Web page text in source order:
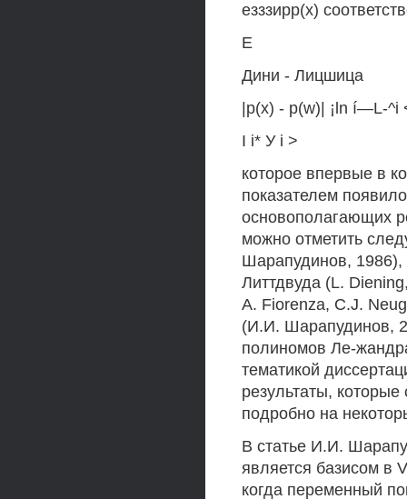
езззирр(х)
Е
Дини - Лицшица
|р(х) - p(w)| ¡ln í—L-^i
I i* У i >
которое впервые в
показателем
основополагающих
можно отметить
Шарапудинов, 1986),
Литтдвуда (L.
A. Fiorenza, C.J.
(И.И. Шарапудинов,
полиномов Ле-
тематикой
результаты,
подробно на
В статье И.И.
является базисом в
когда переменный